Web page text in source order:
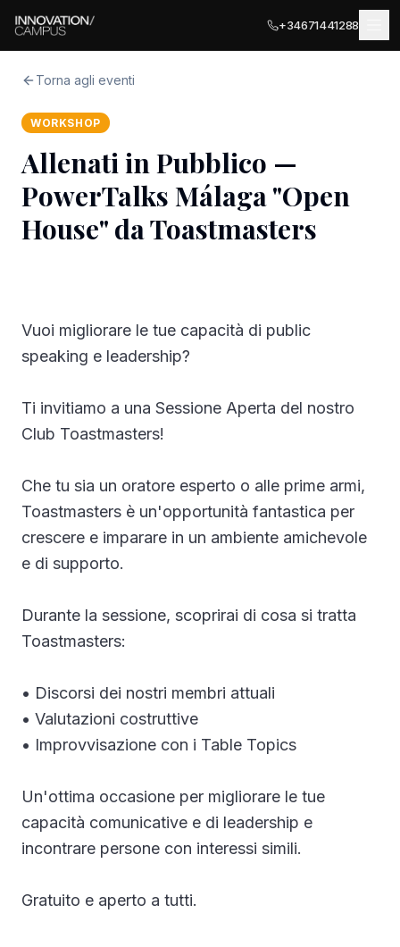
+34671441288
MÁLAGA
Málaga Palace
Olbia
SERVIZI PER AZIENDE
Uffici Privati
Galleria
Academy
Vantaggi
Torna agli eventi
WORKSHOP
Allenati in Pubblico —
PowerTalks Málaga "Open
House" da Toastmasters
Vuoi migliorare le tue capacità di public
speaking e leadership?
Ti invitiamo a una Sessione Aperta del nostro
Club Toastmasters!
Che tu sia un oratore esperto o alle prime armi,
Toastmasters è un'opportunità fantastica per
crescere e imparare in un ambiente amichevole
e di supporto.
Durante la sessione, scoprirai di cosa si tratta
Toastmasters:
• Discorsi dei nostri membri attuali
• Valutazioni costruttive
• Improvvisazione con i Table Topics
Un'ottima occasione per migliorare le tue
capacità comunicative e di leadership e
incontrare persone con interessi simili.
Gratuito e aperto a tutti.